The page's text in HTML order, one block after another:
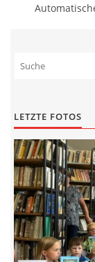
LETZTE FOTOS